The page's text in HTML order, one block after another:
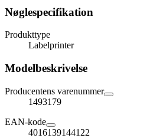
Nøglespecifikation
Produkttype
Labelprinter
Modelbeskrivelse
Producentens varenummer
1493179
EAN-kode
4016139144122